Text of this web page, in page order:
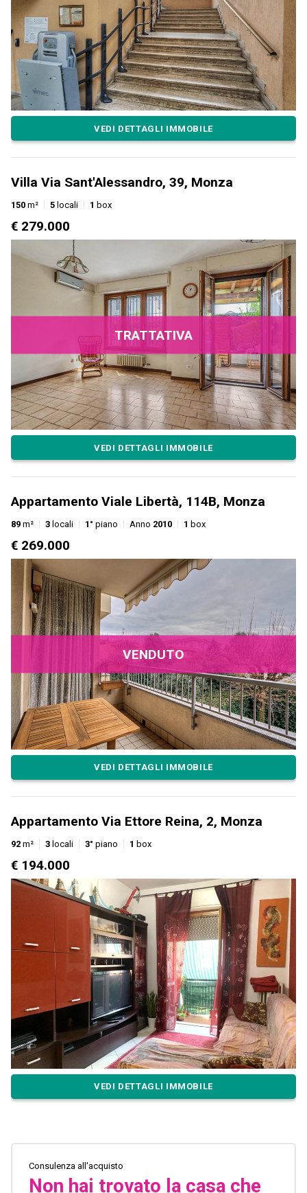
VEDI DETTAGLI IMMOBILE
Villa Via Sant'Alessandro, 39, Monza
150 m² 5 locali 1 box
€ 279.000
TRATTATIVA
VEDI DETTAGLI IMMOBILE
Appartamento Viale Libertà, 114B, Monza
89 m² 3 locali 1° piano Anno 2010 1 box
€ 269.000
VENDUTO
VEDI DETTAGLI IMMOBILE
Appartamento Via Ettore Reina, 2, Monza
92 m² 3 locali 3° piano 1 box
€ 194.000
VEDI DETTAGLI IMMOBILE
Consulenza all'acquisto
Non hai trovato la casa che